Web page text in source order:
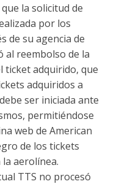
la solicitud de
por los
de su agencia de
al reembolso de la
ticket adquirido, que
adquiridos a
ser iniciada ante
permitiéndose
web de American
de los tickets
aerolínea.
TTS no procesó